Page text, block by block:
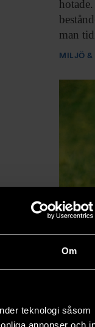
Om
teknologi såsom
annonser och
man
MILJÖ &
Apa